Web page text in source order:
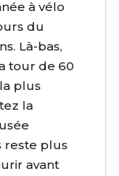
à vélo
du
Là-bas,
tour de 60
plus
la
reste plus
avant